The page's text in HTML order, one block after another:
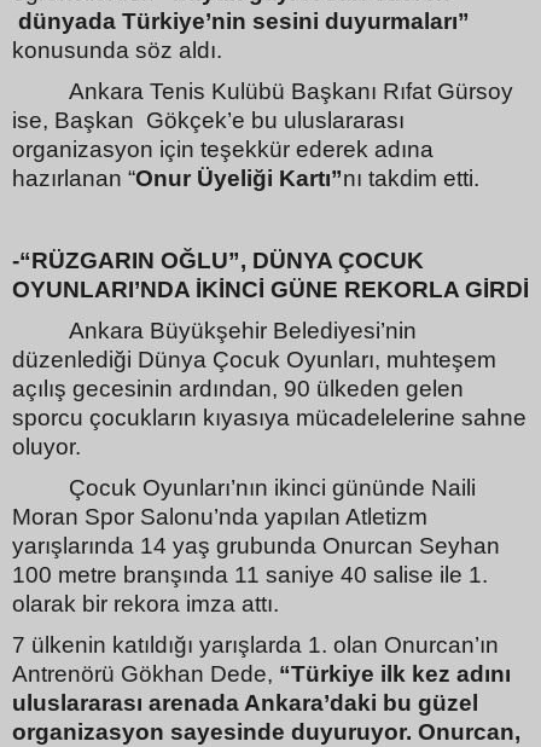
dünyada Türkiye’nin sesini duyurmaları”
konusunda söz aldı.
Ankara Tenis Kulübü Başkanı Rıfat Gürsoy
ise, Başkan Gökçek’e bu uluslararası
organizasyon için teşekkür ederek adına
hazırlanan “Onur Üyeliği Kartı”nı takdim etti.
-“RÜZGARIN OĞLU”, DÜNYA ÇOCUK
OYUNLARI’NDA İKİNCİ GÜNE REKORLA GİRDİ
Ankara Büyükşehir Belediyesi’nin
düzenlediği Dünya Çocuk Oyunları, muhteşem
açılış gecesinin ardından, 90 ülkeden gelen
sporcu çocukların kıyasıya mücadelelerine sahne
oluyor.
Çocuk Oyunları’nın ikinci gününde Naili
Moran Spor Salonu’nda yapılan Atletizm
yarışlarında 14 yaş grubunda Onurcan Seyhan
100 metre branşında 11 saniye 40 salise ile 1.
olarak bir rekora imza attı.
7 ülkenin katıldığı yarışlarda 1. olan Onurcan’ın
Antrenörü Gökhan Dede, “Türkiye ilk kez adını
uluslararası arenada Ankara’daki bu güzel
organizasyon sayesinde duyuruyor. Onurcan,